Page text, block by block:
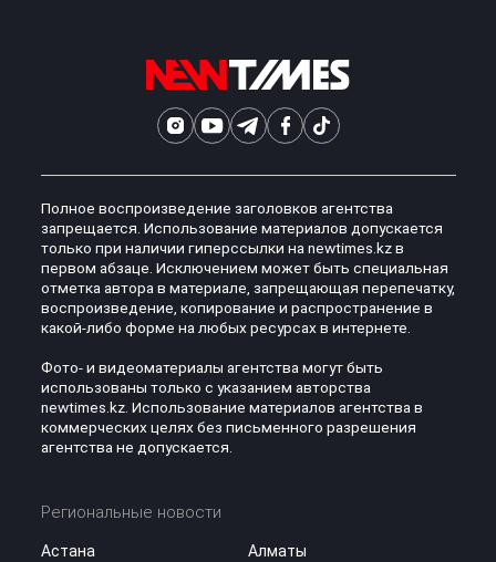
Полное воспроизведение заголовков агентства
запрещается. Использование материалов допускается
только при наличии гиперссылки на newtimes.kz в
первом абзаце. Исключением может быть специальная
отметка автора в материале, запрещающая перепечатку,
воспроизведение, копирование и распространение в
какой-либо форме на любых ресурсах в интернете.
Фото- и видеоматериалы агентства могут быть
использованы только с указанием авторства
newtimes.kz. Использование материалов агентства в
коммерческих целях без письменного разрешения
агентства не допускается.
Региональные новости
Астана
Алматы